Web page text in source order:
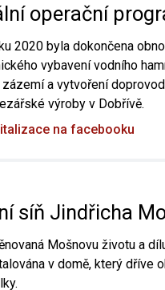
operační
2020 byla dokončena
vybavení vodního
a vytvoření
výroby v Dobřívě.
na facebooku
síň Jindřicha
Mošnovu životu a
v domě, který dříve